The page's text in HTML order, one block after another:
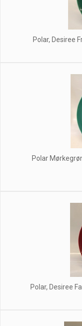
Polar, Desiree
Polar
Polar, Desiree